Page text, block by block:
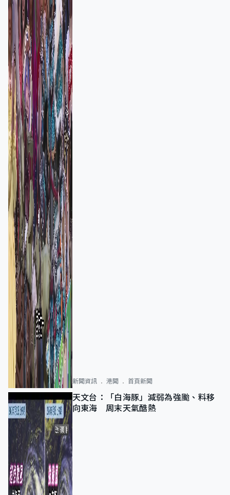
新聞資訊 港聞 首頁新聞
天文台：「白海豚」減弱為強颱、料移
向東海 周末天氣酷熱